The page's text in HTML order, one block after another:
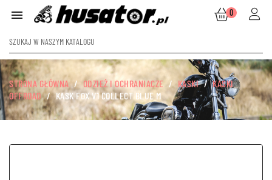
 0
STRONA GŁÓWNA ODZIEŻ I OCHRANIACZE KASKI
KASKI
OFFROAD
KASK FOX V1 COLLECT BLUE M